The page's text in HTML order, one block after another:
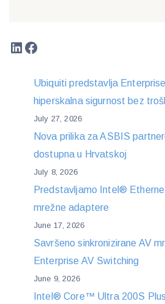
LinkedIn
Facebook
Ubiquiti predstavlja
hiperskalna sigurnost bez
July 27, 2026
Nova prilika za ASBIS
dostupna u Hrvatskoj
July 8, 2026
Predstavljamo Intel®
mrežne adaptere
June 17, 2026
Savršeno sinkronizirane AV
Enterprise AV Switching
June 9, 2026
Intel® Core™ Ultra 200S